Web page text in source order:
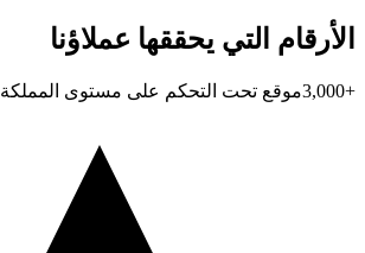
الأرقام التي يحققها عملاؤنا
+3,000 موقع تحت التحكم على مستوى المملكة